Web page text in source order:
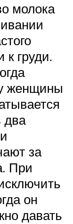
молока
к груди.
женщины
два
за
При
он
давать